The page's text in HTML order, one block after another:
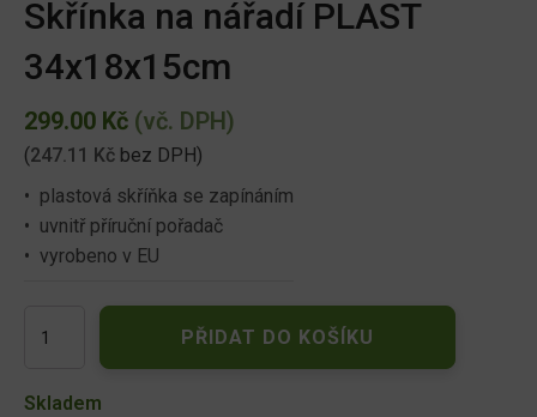
Skřínka na nářadí PLAST
34x18x15cm
299.00 Kč (vč. DPH)
(247.11 Kč bez DPH)
• plastová skříňka se zapínáním
• uvnitř příruční pořadač
• vyrobeno v EU
PLAST
PŘIDAT DO KOŠÍKU
Skladem